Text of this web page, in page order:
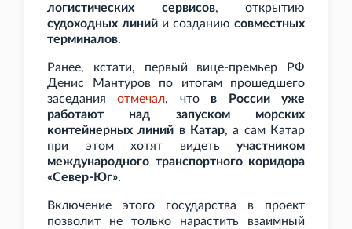
логистических сервисов, открытию
судоходных линий и созданию совместных
терминалов.
Ранее, кстати, первый вице-премьер РФ
Денис Мантуров по итогам прошедшего
заседанияотмечал, что в России уже
работают над запуском морских
контейнерных линий в Катар, а сам Катар
при этом хотят видеть участником
международного транспортного коридора
«Север-Юг».
Включение этого государства в проект
позволит не только нарастить взаимный